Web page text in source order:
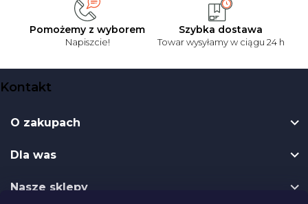
Pomożemy z wyborem
Napiszcie!
Szybka dostawa
Towar wysyłamy w ciągu 24 h
t
Kontakt
O zakupach
Dla was
Nasze sklepy